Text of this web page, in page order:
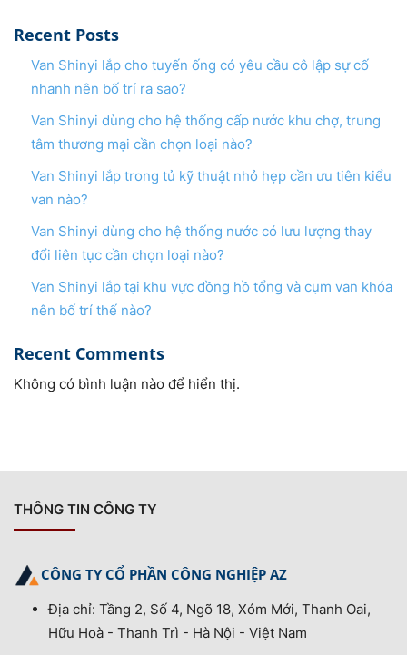
Recent Posts
Van Shinyi lắp cho tuyến ống có yêu cầu cô lập sự cố
nhanh nên bố trí ra sao?
Van Shinyi dùng cho hệ thống cấp nước khu chợ, trung
tâm thương mại cần chọn loại nào?
Van Shinyi lắp trong tủ kỹ thuật nhỏ hẹp cần ưu tiên kiểu
van nào?
Van Shinyi dùng cho hệ thống nước có lưu lượng thay
đổi liên tục cần chọn loại nào?
Van Shinyi lắp tại khu vực đồng hồ tổng và cụm van khóa
nên bố trí thế nào?
Recent Comments
Không có bình luận nào để hiển thị.
THÔNG TIN CÔNG TY
CÔNG TY CỔ PHẦN CÔNG NGHIỆP AZ
Địa chỉ: Tầng 2, Số 4, Ngõ 18, Xóm Mới, Thanh Oai,
Hữu Hoà - Thanh Trì - Hà Nội - Việt Nam